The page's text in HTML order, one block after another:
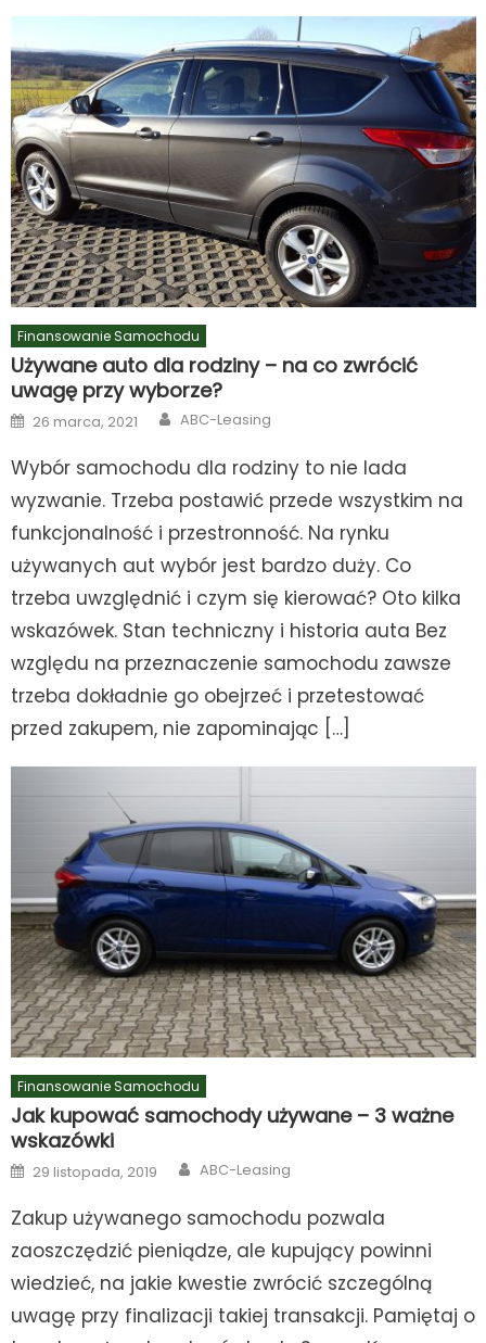
Finansowanie Samochodu
Używane auto dla rodziny – na co zwrócić
uwagę przy wyborze?
Posted
on
26 marca, 2021 Author
ABC-Leasing
Wybór samochodu dla rodziny to nie lada
wyzwanie. Trzeba postawić przede wszystkim na
funkcjonalność i przestronność. Na rynku
używanych aut wybór jest bardzo duży. Co
trzeba uwzględnić i czym się kierować? Oto kilka
wskazówek. Stan techniczny i historia auta Bez
względu na przeznaczenie samochodu zawsze
trzeba dokładnie go obejrzeć i przetestować
przed zakupem, nie zapominając […]
Finansowanie Samochodu
Jak kupować samochody używane – 3 ważne
wskazówki
Posted
on
29 listopada, 2019 Author
ABC-Leasing
Zakup używanego samochodu pozwala
zaoszczędzić pieniądze, ale kupujący powinni
wiedzieć, na jakie kwestie zwrócić szczególną
uwagę przy finalizacji takiej transakcji. Pamiętaj o